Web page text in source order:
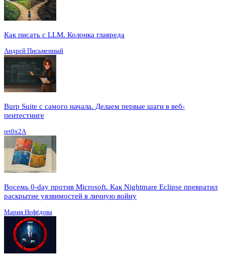
Как писать с LLM. Колонка главреда
Андрей Письменный
Burp Suite с самого начала. Делаем первые шаги в веб-
пентестинге
ret0x2A
Восемь 0-day против Microsoft. Как Nightmare Eclipse превратил
раскрытие уязвимостей в личную войну
Мария Нефёдова